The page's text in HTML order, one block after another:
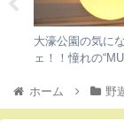
大濠公園の気に
ェ！！憧れの
ホーム 野